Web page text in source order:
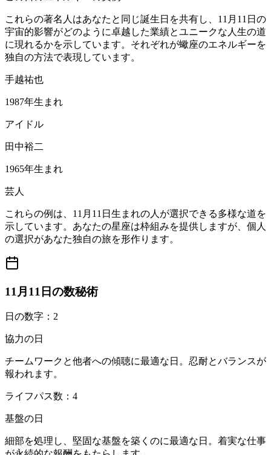
これらの著名人はあなたと同じ誕生日を共有し、11月11日の
宇宙的影響がどのように卓越した業績とユニークな人生の道
に現れるかを示しています。それぞれが蠍座のエネルギーを
独自の方法で表現しています。
手越祐也
1987年生まれ
アイドル
田中裕二
1965年生まれ
芸人
これらの例は、11月11日生まれの人が選択できる多様な道を
示しています。あなたの星座は枠組みを提供しますが、個人
の選択があなた独自の旅を形作ります。
11月11日の数秘術
日の数字：2
協力の日
チームワークと他者への傾聴に最適な日。忍耐とバランスが
報われます。
ライフパス数：4
基盤の日
細部を処理し、堅固な基盤を築くのに最適な日。着実な仕事